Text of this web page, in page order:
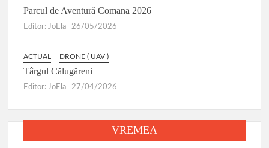
Parcul de Aventură Comana 2026
Editor: JoEla 26/05/2026
ACTUAL DRONE ( UAV )
Târgul Călugăreni
Editor: JoEla 27/04/2026
VREMEA